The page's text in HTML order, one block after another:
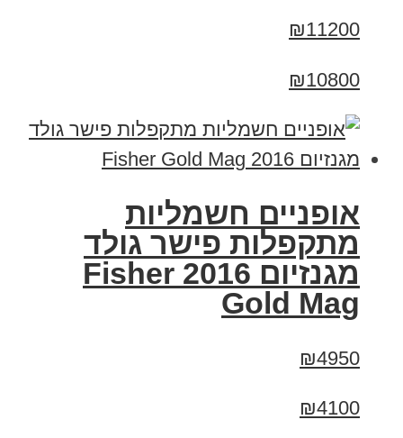
₪11200
₪10800
אופניים חשמליות
מתקפלות פישר גולד
מגנזיום 2016 Fisher
Gold Mag
₪4950
₪4100